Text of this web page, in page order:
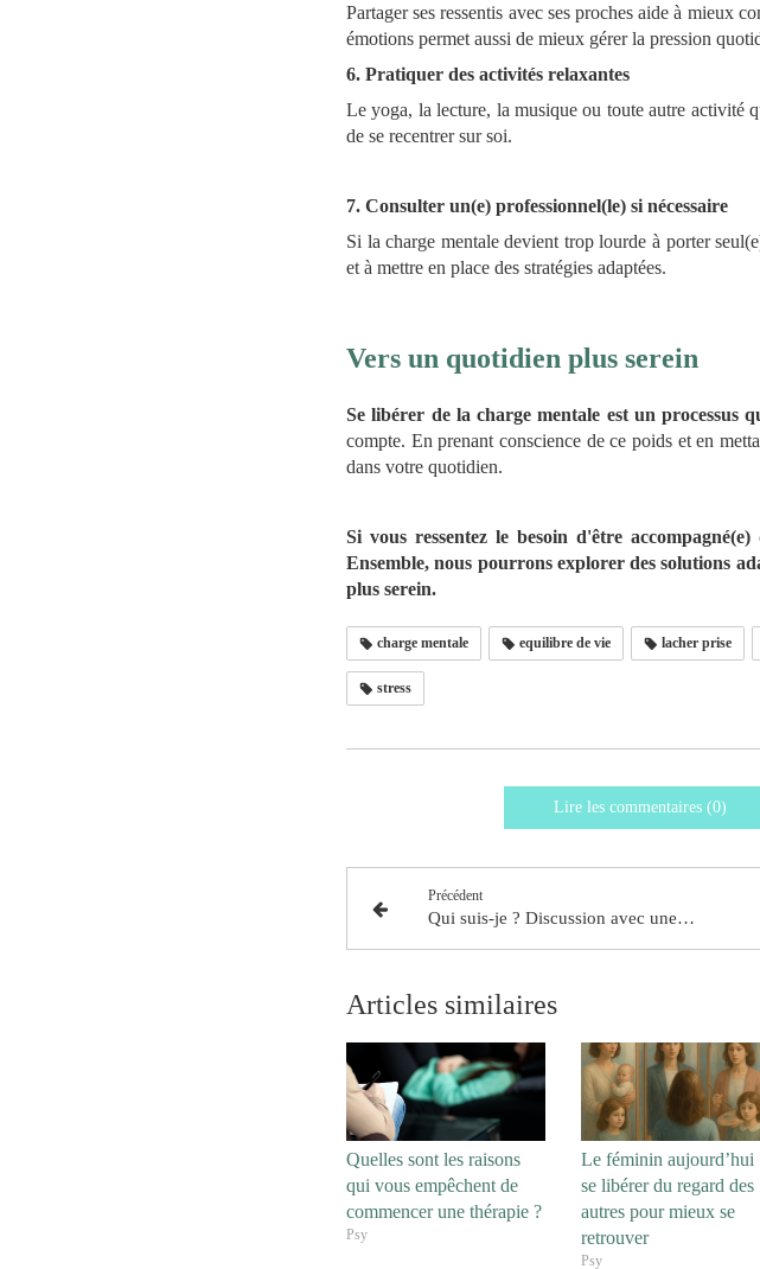
Partager ses ressentis avec ses proches aide à mieux
émotions permet aussi de mieux gérer la pression
6. Pratiquer des activités relaxantes
Le yoga, la lecture, la musique ou toute autre activité
de se recentrer sur soi.
7. Consulter un(e) professionnel(le) si nécessaire
Si la charge mentale devient trop lourde à porter
et à mettre en place des stratégies adaptées.
Vers un quotidien plus serein
Se libérer de la charge mentale est un processus
compte. En prenant conscience de ce poids et en
dans votre quotidien.
Si vous ressentez le besoin d'être
Ensemble, nous pourrons explorer des solutions
plus serein.
charge mentale equilibre de vie lacher prise
stress
Lire les commentaires (0)
Précédent
Qui suis-je ? Discussion avec une psychothérapeute analytique, sexothérapeute et thérapeute de couple
Articles similaires
Quelles sont les raisons
qui vous empêchent de
commencer une thérapie ?
Psy
Le féminin aujourd’hui
se libérer du regard des
autres pour mieux se
retrouver
Psy